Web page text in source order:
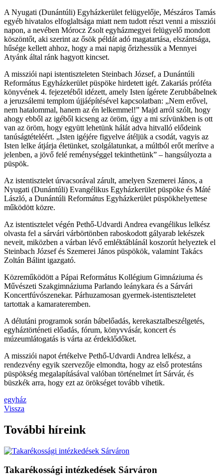
A Nyugati (Dunántúli) Egyházkerület felügyelője, Mészáros Tamás
egyéb hivatalos elfoglaltsága miatt nem tudott részt venni a missziói
napon, a nevében Mórocz Zsolt egyházmegyei felügyelő mondott
köszöntőt, aki szerint az ősök példát adó magatartása, elszántsága,
hűsége kellett ahhoz, hogy a mai napig őrizhessük a Mennyei
Atyánk által ránk hagyott kincset.
A missziói napi istentiszteleten Steinbach József, a Dunántúli
Református Egyházkerület püspöke hirdetett igét. Zakariás próféta
könyvének 4. fejezetéből idézett, amely Isten ígérete Zerubbábelnek
a jeruzsálemi templom újjáépítésével kapcsolatban: „Nem erővel,
nem hatalommal, hanem az én lelkemmel!” Majd arról szólt, hogy
ahogy ebből az igéből kicseng az öröm, úgy a mi szívünkben is ott
van az öröm, hogy együtt lehetünk hálát adva hitvalló elődeink
tanúságtételéért. „Isten igéjére figyelve átéljük a csodát, vagyis az
Isten lelke átjárja életünket, szolgálatunkat, a múltból erőt merítve a
jelenben, a jövő felé reménységgel tekinthetünk” – hangsúlyozta a
püspök.
Az istentisztelet úrvacsorával zárult, amelyen Szemerei János, a
Nyugati (Dunántúli) Evangélikus Egyházkerület püspöke és Máté
László, a Dunántúli Református Egyházkerület püspökhelyettese
működött közre.
Az istentisztelet végén Pethő-Udvardi Andrea evangélikus lelkész
olvasta fel a sárvári várbörtönben raboskodott gályarab lekészek
neveit, miközben a várban lévő emléktáblánál koszorút helyeztek el
Steinbach József és Szemerei János püspökök, valamint Takács
Zoltán Bálint igazgató.
Közreműködött a Pápai Református Kollégium Gimnáziuma és
Művészeti Szakgimnáziuma Parlando leánykara és a Sárvári
Koncertfúvószenekar. Párhuzamosan gyermek-istentiszteletet
tartottak a kamarateremben.
A délutáni programok során bábelőadás, kerekasztalbeszélgetés,
egyháztörténeti előadás, fórum, könyvvásár, koncert és
múzeumlátogatás is várta az érdeklődőket.
A missziói napot értékelve Pethő-Udvardi Andrea lelkész, a
rendezvény egyik szervezője elmondta, hogy az első protestáns
püspökség megalapításával valóban történelmet írt Sárvár, és
büszkék arra, hogy ezt az örökséget tovább vihetik.
egyház
Vissza
További híreink
Takarékossági intézkedések Sárváron